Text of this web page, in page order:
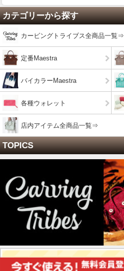
カテゴリーから探す
カービングトライブス全商品一覧⇒
定番Maestra
バイカラーMaestra
各種ウォレット
店内アイテム全商品一覧⇒
TOPICS